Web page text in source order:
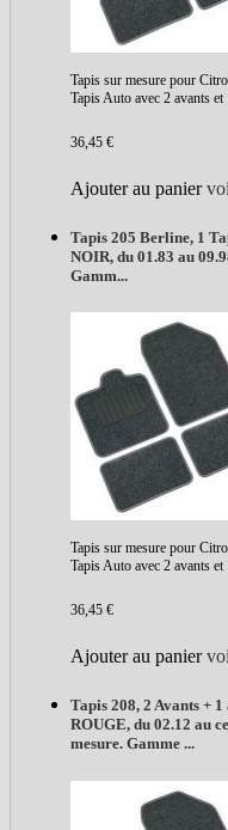
Tapis sur mesure pour
Tapis Auto avec 2 avants et
36,45 €
Ajouter au panier
Tapis 205 Berline, 1
NOIR, du 01.83 au
Gamm...
Tapis sur mesure pour
Tapis Auto avec 2 avants et
36,45 €
Ajouter au panier
Tapis 208, 2 Avants +
ROUGE, du 02.12 au
mesure. Gamme ...